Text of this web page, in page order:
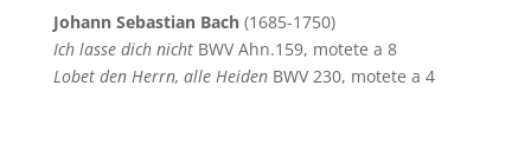
Johann Sebastian Bach (1685-1750)
Ich lasse dich nicht BWV Ahn.159, motete a 8
Lobet den Herrn, alle Heiden BWV 230, motete a 4